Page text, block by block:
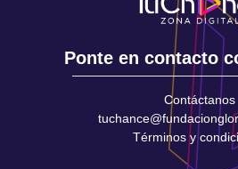
Ponte en contacto
Contáctanos
Términos y